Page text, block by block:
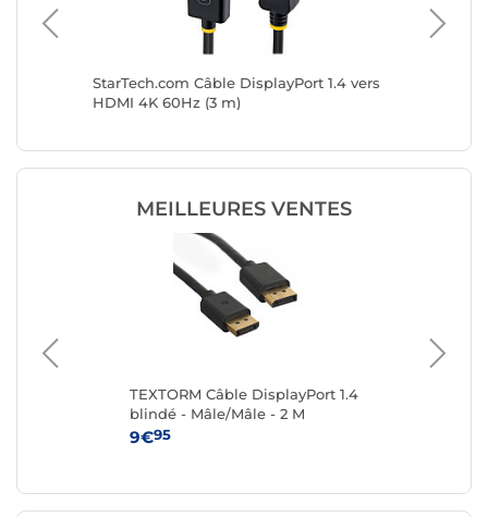
StarTech.com Câble DisplayPort 1.4 vers
HDMI 4K 60Hz (3 m)
MEILLEURES VENTES
TEXTORM Câble DisplayPort 1.4
blindé - Mâle/Mâle - 2 M
9€95